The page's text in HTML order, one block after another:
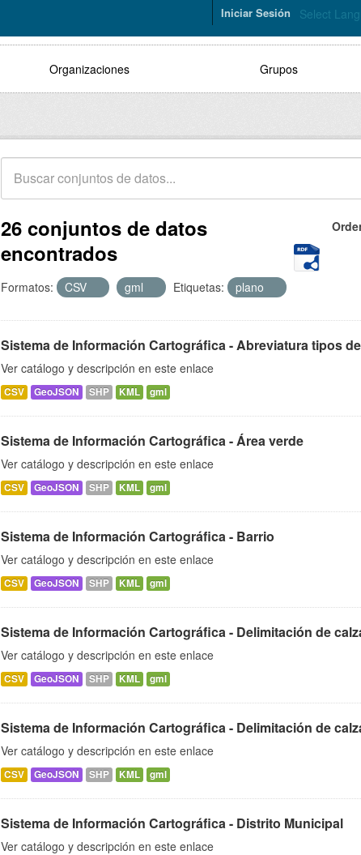
Select
Iniciar Sesión
Organizaciones Grupos
26 conjuntos de datos
encontrados
Formatos: CSV gml Etiquetas: plano
Sistema de Información Cartográfica - Abreviatura tipos
Ver catálogo y descripción en este enlace
CSV GeoJSON SHP KML gml
Sistema de Información Cartográfica - Área verde
Ver catálogo y descripción en este enlace
CSV GeoJSON SHP KML gml
Sistema de Información Cartográfica - Barrio
Ver catálogo y descripción en este enlace
CSV GeoJSON SHP KML gml
Sistema de Información Cartográfica - Delimitación de
Ver catálogo y descripción en este enlace
CSV GeoJSON SHP KML gml
Sistema de Información Cartográfica - Delimitación de
Ver catálogo y descripción en este enlace
CSV GeoJSON SHP KML gml
Sistema de Información Cartográfica - Distrito Municipal
Ver catálogo y descripción en este enlace